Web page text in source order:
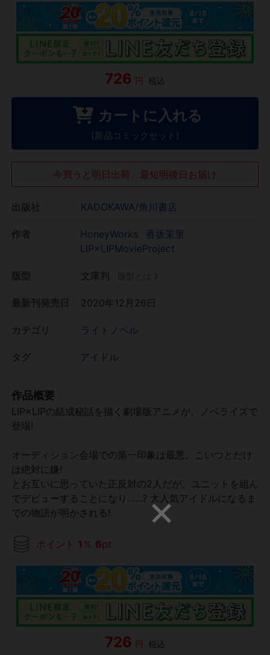
726 円 税込
カートに入れる
(新品コミックセット)
今買うと明日出荷、最短明後日お届け
KADOKAWA/角川書店
HoneyWorks
香坂茉里
LIP×LIPMovieProject
文庫判
2020年12月26日
ライトノベル
アイドル
作品概要
LIP×LIPの結成秘話を描く劇場版アニメが、ノベライズで
登場!
オーディション会場での第一印象は最悪。こいつとだけ
は絶対に嫌!
とお互いに思っていた正反対の2人だが、ユニットを組ん
でデビューすることになり……? 大人気アイドルになるま
での物語が明かされる!
ポイント 1 ％ 6pt
726 円 税込